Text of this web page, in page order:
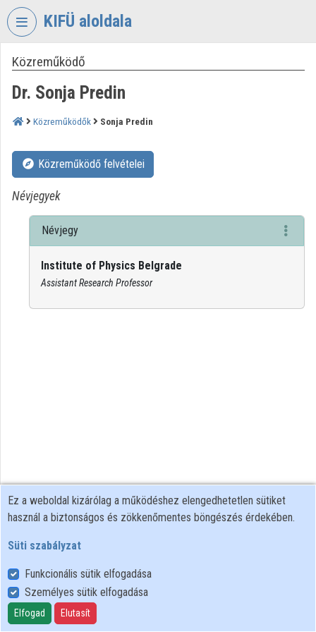
Fejléc kihagyása
KIFÜ aloldala
VIDEOTORIUM
KORMÁNYZATI
INFORMATIKAI
ÜGYNÖKSÉG
Intézményi kezdőlap
Intézményi felfedezés
Kategóriák
Közreműködő
Dr. Sonja Predin
Közreműködők Sonja Predin
Közreműködő felvételei
Névjegyek
Névjegy
Institute of Physics Belgrade
Assistant Research Professor
Felhasználói szabályzat
Adatkezelési tájékoztató
Süti szabályzat
Ez a weboldal kizárólag a működéshez elengedhetetlen sütiket
használ a biztonságos és zökkenőmentes böngészés érdekében.
Süti szabályzat
Funkcionális sütik elfogadása
Személyes sütik elfogadása
Elfogad Elutasít